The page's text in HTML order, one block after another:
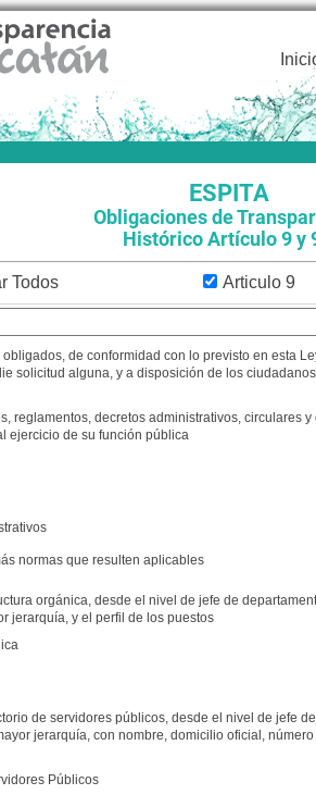
ESPITA
Obligaciones de
Histórico Artículo 9 y
Todos Articulo 9
obligados, de conformidad con lo previsto en esta
solicitud alguna, y a disposición de los
reglamentos, decretos administrativos, circulares
ejercicio de su función pública
normas que resulten aplicables
orgánica, desde el nivel de jefe de
jerarquía, y el perfil de los puestos
de servidores públicos, desde el nivel de jefe
jerarquía, con nombre, domicilio oficial,
Públicos